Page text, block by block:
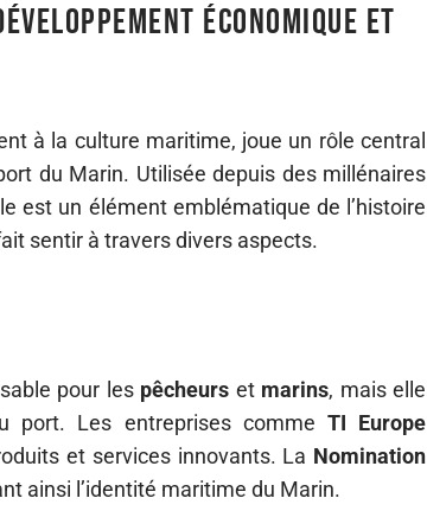
économique et
à la culture maritime, joue un rôle central
du Marin. Utilisée depuis des millénaires
est un élément emblématique de l’histoire
sentir à travers divers aspects.
pour les pêcheurs et marins, mais elle
port. Les entreprises comme TI Europe
et services innovants. La Nomination
ainsi l’identité maritime du Marin.